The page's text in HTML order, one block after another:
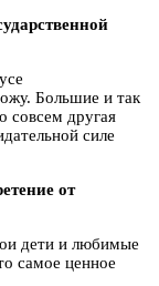
Большие и так
совсем другая
силе
от
дети и любимые
самое ценное